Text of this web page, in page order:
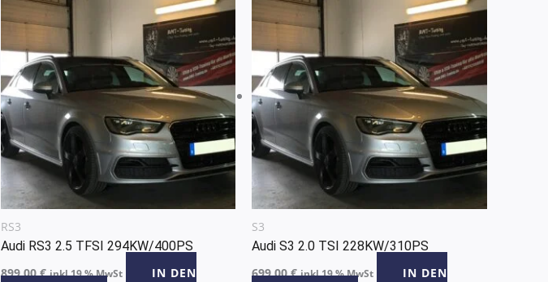
RS3
Audi RS3 2.5 TFSI 294KW/400PS
899,00€ inkl 19 % MwSt
IN DEN
S3
Audi S3 2.0 TSI 228KW/310PS
699,00€ inkl 19 % MwSt
IN DEN